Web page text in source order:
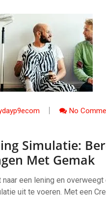
No
Simulatie:
Met Gemak
een lening en
uit te voeren. Met een